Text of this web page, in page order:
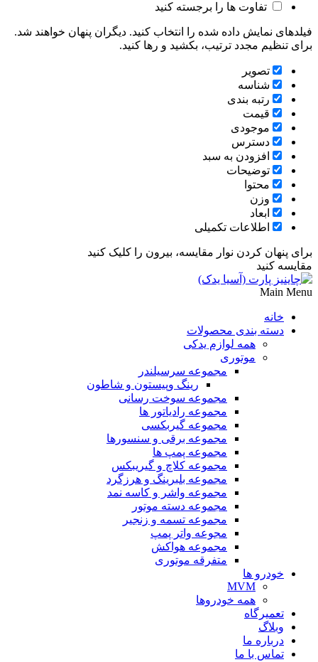
تفاوت ها را برجسته کنید
فیلدهای نمایش داده شده را انتخاب کنید. دیگران پنهان خواهند شد.
برای تنظیم مجدد ترتیب، بکشید و رها کنید.
تصویر
شناسه
رتبه بندی
قیمت
موجودی
دسترس
افزودن به سبد
توضیحات
محتوا
وزن
ابعاد
اطلاعات تکمیلی
برای پنهان کردن نوار مقایسه، بیرون را کلیک کنید
مقایسه کنید
Main Menu
خانه
دسته بندی محصولات
همه لوازم یدکی
موتوری
مجموعه سرسیلندر
رینگ وپیستون و شاطون
مجموعه سوخت رسانی
مجموعه رادیاتور ها
مجموعه گیربکسی
مجموعه برقی و سنسورها
مجموعه پمپ ها
مجموعه کلاچ و گیریبکس
مجموعه بلبرینگ و هرزگرد
مجموعه واشر و کاسه نمد
مجموعه دسته موتور
مجموعه تسمه و زنجیر
مجوعه واتر پمپ
مجموعه هواکش
متفرقه موتوری
خودرو ها
MVM
همه خودروها
تعمیرگاه
وبلاگ
درباره ما
تماس با ما